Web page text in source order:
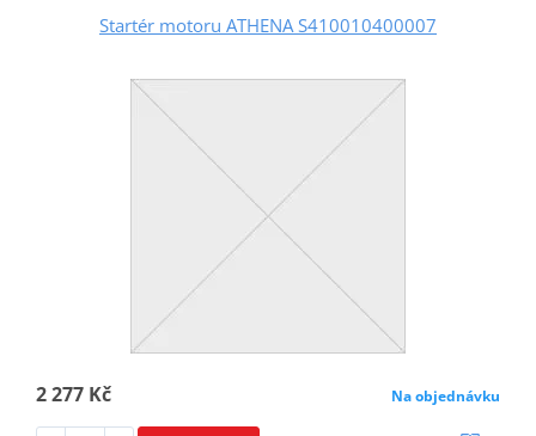
Startér motoru ATHENA S410010400007
2 277 Kč Na objednávku